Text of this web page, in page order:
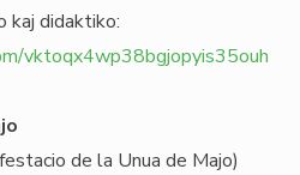
kaj didaktiko:
vktoqx4wp38bgjopyis35ouh
de la Unua de Majo)